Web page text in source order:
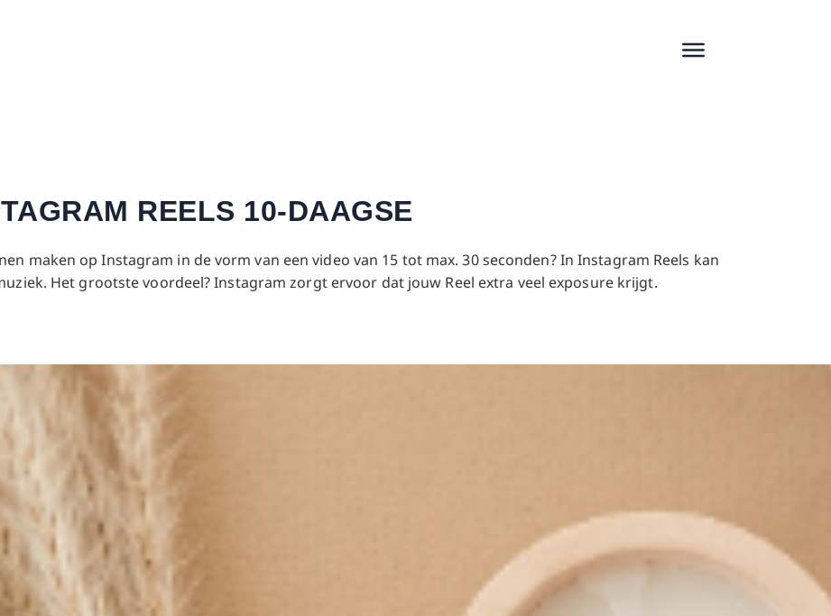
REELS 10-DAAGSE
maken op Instagram in de vorm van een video van 15 tot max. 30 seconden? In Instagram Reels kan
Het grootste voordeel? Instagram zorgt ervoor dat jouw Reel extra veel exposure krijgt.